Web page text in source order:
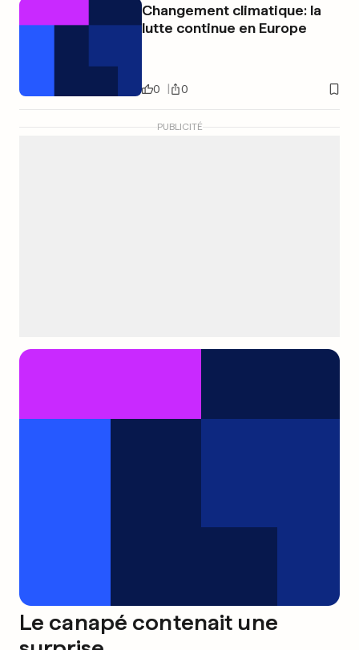
Changement climatique: la
lutte continue en Europe
0 0
PUBLICITÉ
Le canapé contenait une